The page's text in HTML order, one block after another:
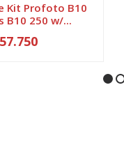
Kit Profoto B10
B10 250 w/...